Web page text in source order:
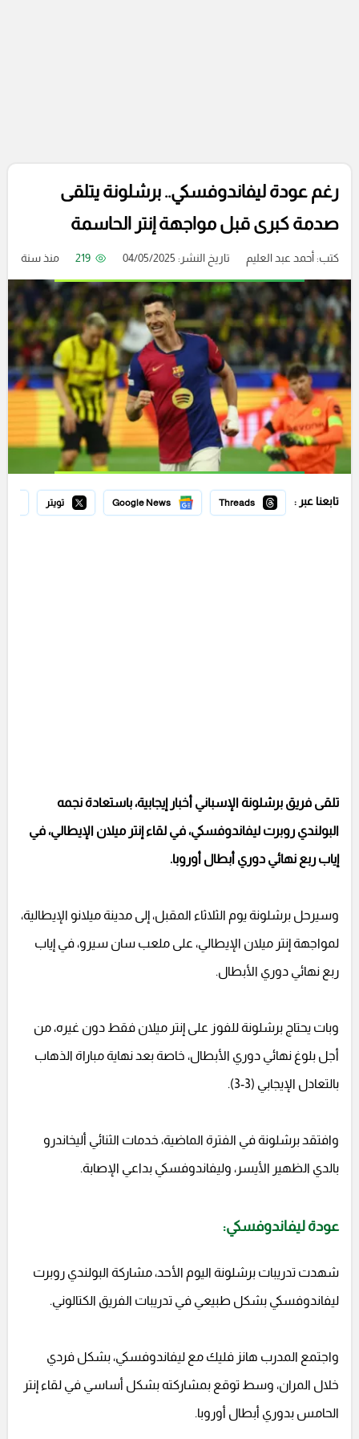
رغم عودة ليفاندوفسكي.. برشلونة يتلقى
صدمة كبرى قبل مواجهة إنتر الحاسمة
كتب:أحمد عبد العليم تاريخ النشر: 04/05/2025 219 منذ سنة
تابعنا عبر : Threads
Google News تويتر
تلقى فريق برشلونة الإسباني أخبار إيجابية، باستعادة نجمه
البولندي روبرت ليفاندوفسكي، في لقاء إنتر ميلان الإيطالي، في
إياب ربع نهائي دوري أبطال أوروبا.
وسيرحل برشلونة يوم الثلاثاء المقبل، إلى مدينة ميلانو الإيطالية،
لمواجهة إنتر ميلان الإيطالي، على ملعب سان سيرو، في إياب
ربع نهائي دوري الأبطال.
وبات يحتاج برشلونة للفوز على إنتر ميلان فقط دون غيره، من
أجل بلوغ نهائي دوري الأبطال، خاصة بعد نهاية مباراة الذهاب
بالتعادل الإيجابي (3-3).
وافتقد برشلونة في الفترة الماضية، خدمات الثنائي أليخاندرو
بالدي الظهير الأيسر، وليفاندوفسكي بداعي الإصابة.
عودة ليفاندوفسكي:
شهدت تدريبات برشلونة اليوم الأحد، مشاركة البولندي روبرت
ليفاندوفسكي بشكل طبيعي في تدريبات الفريق الكتالوني.
واجتمع المدرب هانز فليك مع ليفاندوفسكي، بشكل فردي
خلال المران، وسط توقع بمشاركته بشكل أساسي في لقاء إنتر
الحامس بدوري أبطال أوروبا.